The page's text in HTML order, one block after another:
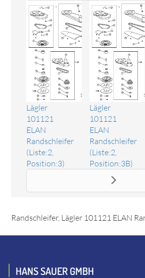
Lägler
101121
ELAN
Randschleifer
(Liste:2,
Position:3)
Lägler
101121
ELAN
Randschleifer
(Liste:2,
Position:3B)
Ersatzteil Wandschutzrolle,
Das Ersatzteil "Wandschutzrolle,
Randschleifer, Lägler 101121 ELAN
HANS SAUER GMBH